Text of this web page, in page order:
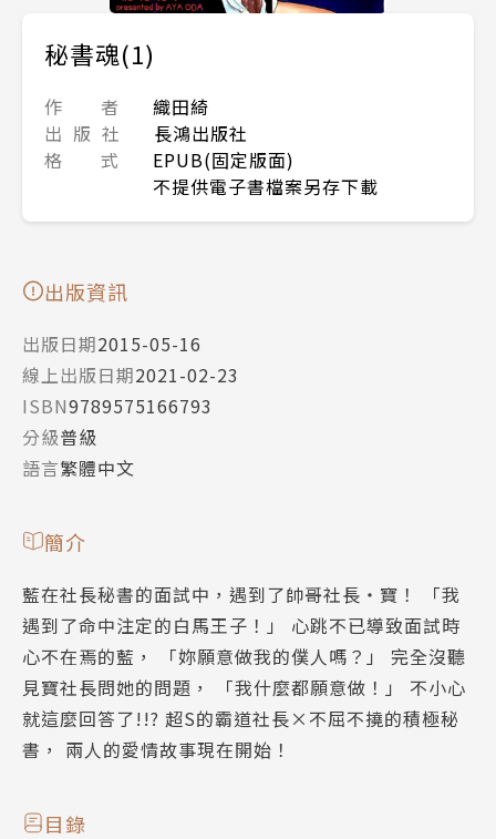
秘書魂(1)
作 者
織田綺
出 版 社
長鴻出版社
格 式
EPUB(固定版面)
不提供電子書檔案另存下載
出版資訊
出版日期2015-05-16
線上出版日期2021-02-23
ISBN9789575166793
分級普級
語言繁體中文
簡介
藍在社長秘書的面試中，遇到了帥哥社長‧寶！ 「我
遇到了命中注定的白馬王子！」 心跳不已導致面試時
心不在焉的藍， 「妳願意做我的僕人嗎？」 完全沒聽
見寶社長問她的問題， 「我什麼都願意做！」 不小心
就這麼回答了!!? 超S的霸道社長×不屈不撓的積極秘
書， 兩人的愛情故事現在開始！
目錄